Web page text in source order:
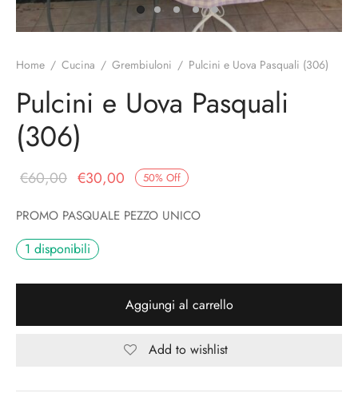
Home / Cucina / Grembiuloni / Pulcini e Uova Pasquali (306)
Pulcini e Uova Pasquali
(306)
50% Off
€60,00 Il prezzo
era:
€60,00.
€30,00
attuale
PROMO PASQUALE PEZZO UNICO
1 disponibili
Aggiungi al carrello
Add to wishlist
Speciali
Decorativi
Copricandela
Bimbe